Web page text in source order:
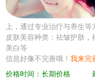
上，通过专业治疗与养生等
皮肤美容种类：祛皱护肤
美白等
信息好像不完善哦！我来完
价格时间：长期价格